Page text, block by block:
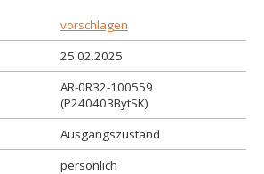
vorschlagen
25.02.2025
AR-0R32-100559
(P240403BytSK)
Ausgangszustand
persönlich